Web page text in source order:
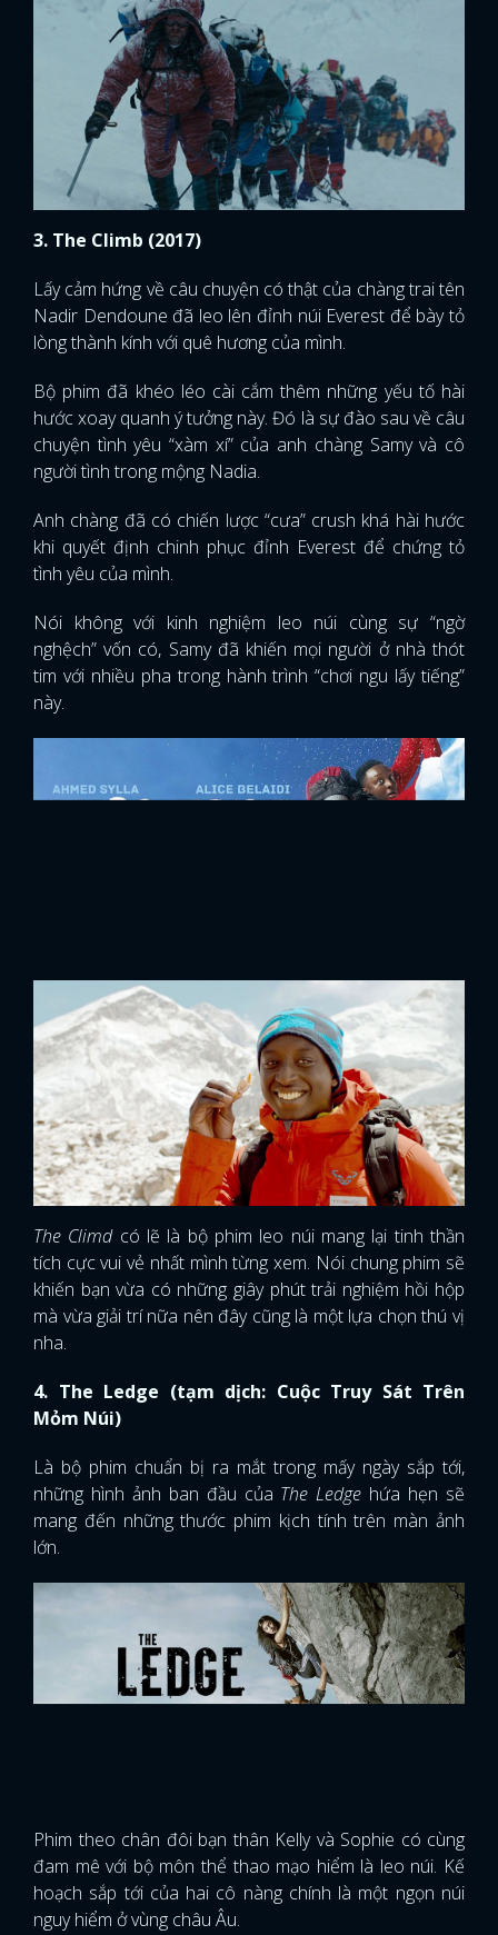
3. The Climb (2017)
Lấy cảm hứng về câu chuyện có thật của chàng trai tên
Nadir Dendoune đã leo lên đỉnh núi Everest để bày tỏ
lòng thành kính với quê hương của mình.
Bộ phim đã khéo léo cài cắm thêm những yếu tố hài
hước xoay quanh ý tưởng này. Đó là sự đào sau về câu
chuyện tình yêu “xàm xí” của anh chàng Samy và cô
người tình trong mộng Nadia.
Anh chàng đã có chiến lược “cưa” crush khá hài hước
khi quyết định chinh phục đỉnh Everest để chứng tỏ
tình yêu của mình.
Nói không với kinh nghiệm leo núi cùng sự “ngờ
nghệch” vốn có, Samy đã khiến mọi người ở nhà thót
tim với nhiều pha trong hành trình “chơi ngu lấy tiếng”
này.
The Climdcó lẽ là bộ phim leo núi mang lại tinh thần
tích cực vui vẻ nhất mình từng xem. Nói chung phim sẽ
khiến bạn vừa có những giây phút trải nghiệm hồi hộp
mà vừa giải trí nữa nên đây cũng là một lựa chọn thú vị
nha.
4. The Ledge (tạm dịch: Cuộc Truy Sát Trên
Mỏm Núi)
Là bộ phim chuẩn bị ra mắt trong mấy ngày sắp tới,
những hình ảnh ban đầu của The Ledge hứa hẹn sẽ
mang đến những thước phim kịch tính trên màn ảnh
lớn.
Phim theo chân đôi bạn thân Kelly và Sophie có cùng
đam mê với bộ môn thể thao mạo hiểm là leo núi. Kế
hoạch sắp tới của hai cô nàng chính là một ngọn núi
nguy hiểm ở vùng châu Âu.